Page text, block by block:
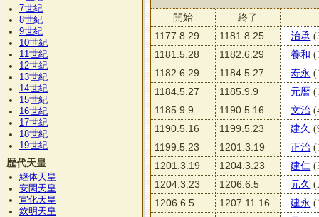
開始
終了
1177.8.29
1181.8.25 治承
1181.5.28
1182.6.29 養和
1182.6.29
1184.5.27 寿永
1184.5.27
1185.9.9 元暦
1185.9.9
1190.5.16 文治
1190.5.16
1199.5.23 建久
1199.5.23
1201.3.19 正治
1201.3.19
1204.3.23 建仁
1204.3.23
1206.6.5 元久
1206.6.5
1207.11.16 建永
7世紀
8世紀
9世紀
10世紀
11世紀
12世紀
13世紀
14世紀
15世紀
16世紀
17世紀
18世紀
19世紀
歴代天皇
継体天皇
安閑天皇
宣化天皇
欽明天皇